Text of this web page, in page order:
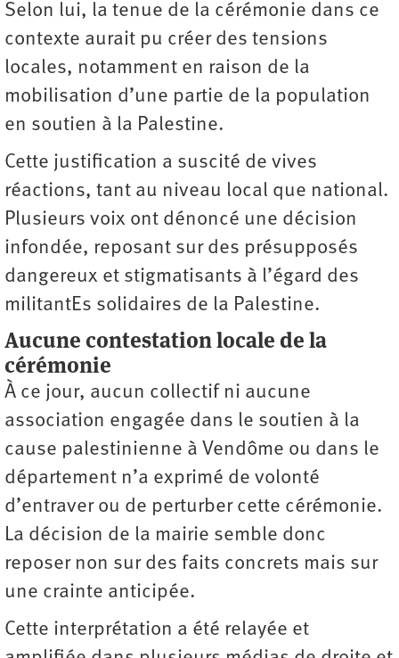
Selon lui, la tenue de la cérémonie dans ce
contexte aurait pu créer des tensions
locales, notamment en raison de la
mobilisation d’une partie de la population
en soutien à la Palestine.
Cette justification a suscité de vives
réactions, tant au niveau local que national.
Plusieurs voix ont dénoncé une décision
infondée, reposant sur des présupposés
dangereux et stigmatisants à l’égard des
militantEs solidaires de la Palestine.
Aucune contestation locale de la
cérémonie
À ce jour, aucun collectif ni aucune
association engagée dans le soutien à la
cause palestinienne à Vendôme ou dans le
département n’a exprimé de volonté
d’entraver ou de perturber cette cérémonie.
La décision de la mairie semble donc
reposer non sur des faits concrets mais sur
une crainte anticipée.
Cette interprétation a été relayée et